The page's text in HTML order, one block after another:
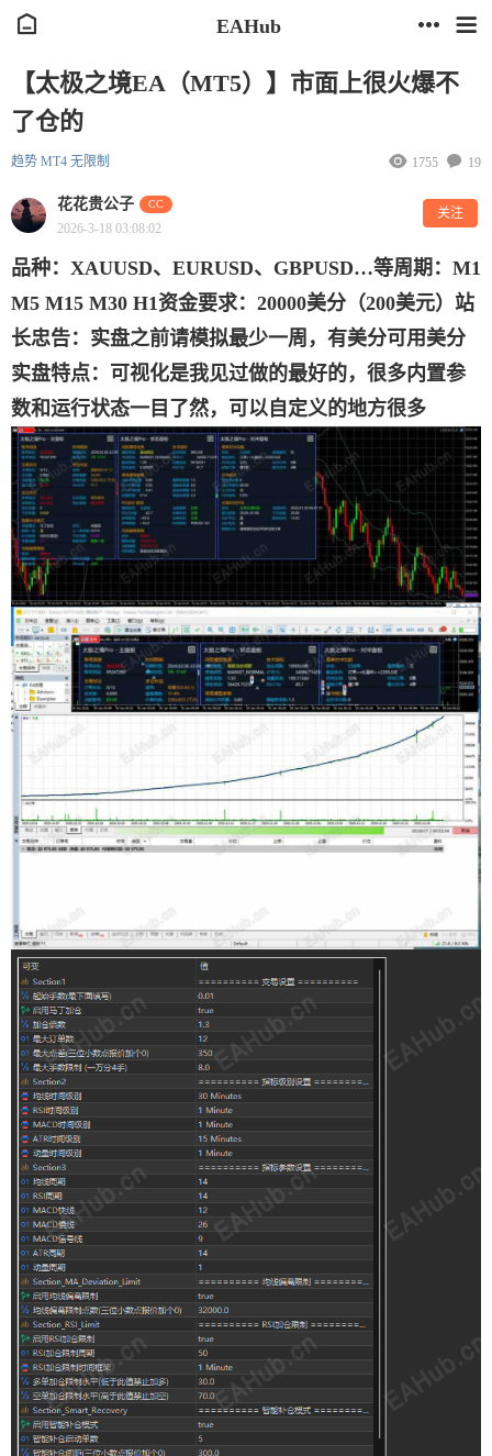
EAHub
【太极之境EA（MT5）】市面上很火爆不
了仓的
趋势 MT4 无限制 19
1755
花花贵公子 CC
2026-3-18 03:08:02
关注
品种：XAUUSD、EURUSD、GBPUSD…等周期：M1
M5 M15 M30 H1资金要求：20000美分（200美元） 站
长忠告：实盘之前请模拟最少一周，有美分可用美分
实盘特点：可视化是我见过做的最好的，很多内置参
数和运行状态一目了然，可以自定义的地方很多